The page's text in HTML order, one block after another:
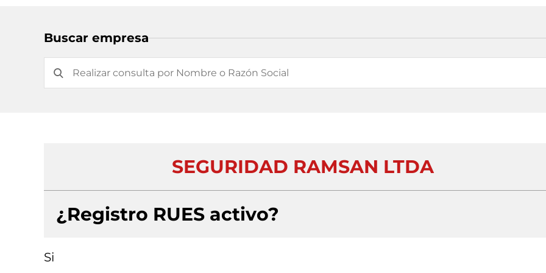
Buscar empresa
SEGURIDAD RAMSAN LTDA
¿Registro RUES activo?
Si